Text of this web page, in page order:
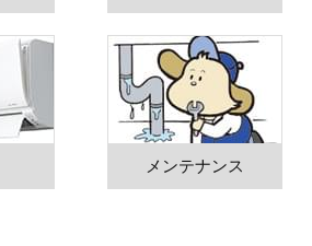
メンテナンス